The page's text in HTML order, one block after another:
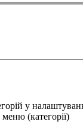
у
(категорії)